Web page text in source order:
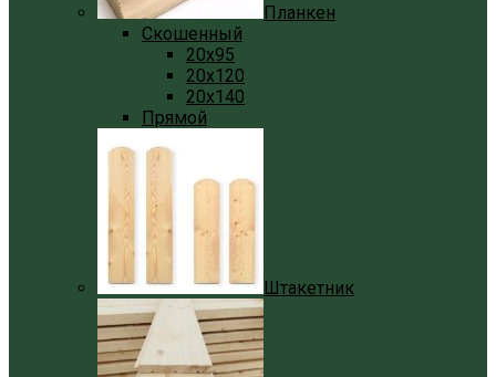
Планкен
Скошенный
20x95
20x120
20x140
Прямой
Штакетник